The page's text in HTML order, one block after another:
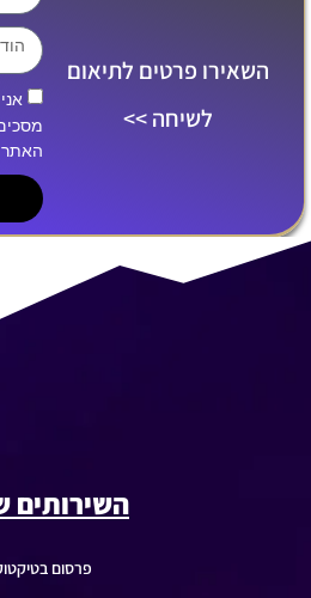
השאירו פרטים לתיאום
לשיחה >>
השירותים
פרסום